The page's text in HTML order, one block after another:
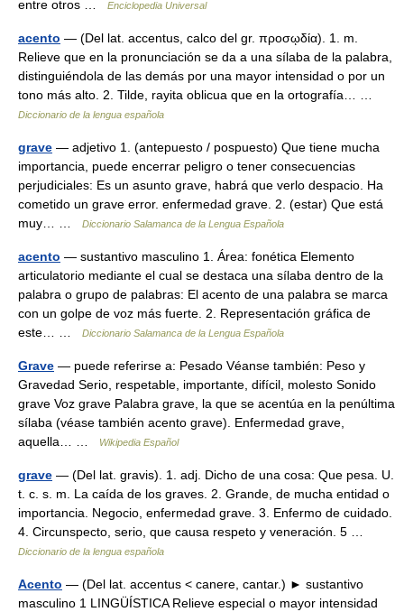
entre otros …
Enciclopedia Universal
acento — (Del lat. accentus, calco del gr. προσῳδία). 1. m.
Relieve que en la pronunciación se da a una sílaba de la palabra,
distinguiéndola de las demás por una mayor intensidad o por un
tono más alto. 2. Tilde, rayita oblicua que en la ortografía… …
Diccionario de la lengua española
grave — adjetivo 1. (antepuesto / pospuesto) Que tiene mucha
importancia, puede encerrar peligro o tener consecuencias
perjudiciales: Es un asunto grave, habrá que verlo despacio. Ha
cometido un grave error. enfermedad grave. 2. (estar) Que está
muy… …
Diccionario Salamanca de la Lengua Española
acento — sustantivo masculino 1. Área: fonética Elemento
articulatorio mediante el cual se destaca una sílaba dentro de la
palabra o grupo de palabras: El acento de una palabra se marca
con un golpe de voz más fuerte. 2. Representación gráfica de
este… …
Diccionario Salamanca de la Lengua Española
Grave — puede referirse a: Pesado Véanse también: Peso y
Gravedad Serio, respetable, importante, difícil, molesto Sonido
grave Voz grave Palabra grave, la que se acentúa en la penúltima
sílaba (véase también acento grave). Enfermedad grave,
aquella… …
Wikipedia Español
grave — (Del lat. gravis). 1. adj. Dicho de una cosa: Que pesa. U.
t. c. s. m. La caída de los graves. 2. Grande, de mucha entidad o
importancia. Negocio, enfermedad grave. 3. Enfermo de cuidado.
4. Circunspecto, serio, que causa respeto y veneración. 5 …
Diccionario de la lengua española
Acento — (Del lat. accentus < canere, cantar.) ► sustantivo
masculino 1 LINGÜÍSTICA Relieve especial o mayor intensidad